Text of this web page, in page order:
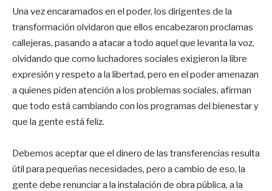
Una vez encaramados en el poder, los dirigentes de la
transformación olvidaron que ellos encabezaron proclamas
callejeras, pasando a atacar a todo aquel que levanta la voz,
olvidando que como luchadores sociales exigieron la libre
expresión y respeto a la libertad, pero en el poder amenazan
a quienes piden atención a los problemas sociales, afirman
que todo está cambiando con los programas del bienestar y
que la gente está feliz.
Debemos aceptar que el dinero de las transferencias resulta
útil para pequeñas necesidades, pero a cambio de eso, la
gente debe renunciar a la instalación de obra pública, a la